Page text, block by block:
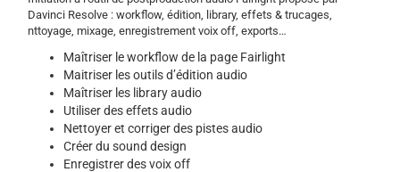
Davinci Resolve : workflow, édition, library, effets & trucages,
nttoyage, mixage, enregistrement voix off, exports…
Maîtriser le workflow de la page Fairlight
Maitriser les outils d’édition audio
Maîtriser les library audio
Utiliser des effets audio
Nettoyer et corriger des pistes audio
Créer du sound design
Enregistrer des voix off